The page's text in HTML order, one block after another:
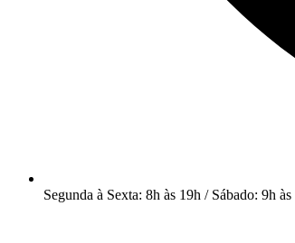
Segunda à Sexta: 8h às 19h / Sábado: 9h